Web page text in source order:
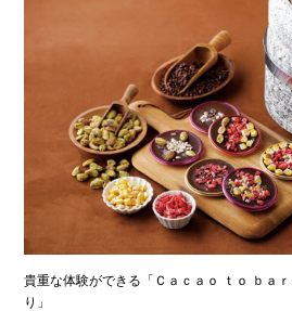
貴重な体験ができる「Ｃａｃａｏ ｔｏ ｂａ
り」